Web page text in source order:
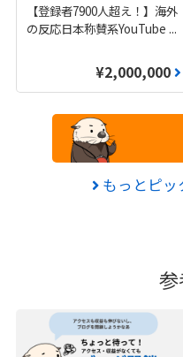
【登録者7900人超え！】海外
の反応日本称賛系YouTube ...
¥2,000,000
もっとピッ